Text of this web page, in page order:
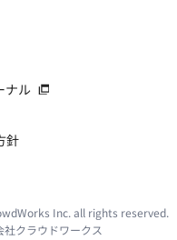
ナル
針
Inc. all rights reserved.
社クラウドワークス